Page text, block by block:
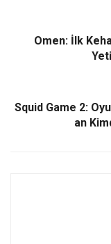
Omen: İlk
Squid Game 2:
an